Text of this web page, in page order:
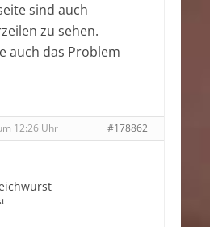
sind auch
zu sehen.
auch das Problem
12:26 Uhr #178862